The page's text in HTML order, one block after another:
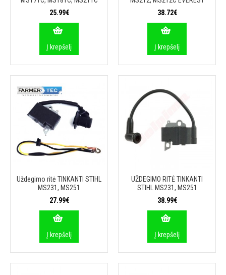
25.99€
Į krepšelį
38.72€
Į krepšelį
Uždegimo ritė TINKANTI STIHL
MS231, MS251
27.99€
Į krepšelį
UŽDEGIMO RITĖ TINKANTI
STIHL MS231, MS251
38.99€
Į krepšelį